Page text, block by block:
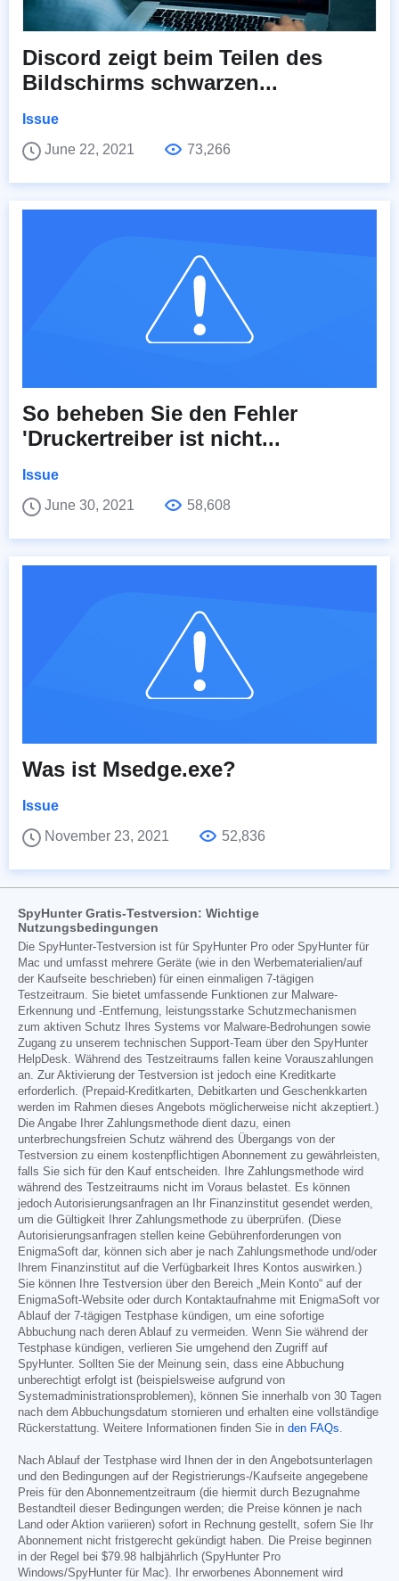
Discord zeigt beim Teilen des
Bildschirms schwarzen...
Issue
June 22, 2021
73,266
So beheben Sie den Fehler
'Druckertreiber ist nicht...
Issue
June 30, 2021
58,608
Was ist Msedge.exe?
Issue
November 23, 2021
52,836
SpyHunter Gratis-Testversion: Wichtige
Nutzungsbedingungen
Die SpyHunter-Testversion ist für SpyHunter Pro oder SpyHunter für
Mac und umfasst mehrere Geräte (wie in den Werbematerialien/auf
der Kaufseite beschrieben) für einen einmaligen 7-tägigen
Testzeitraum. Sie bietet umfassende Funktionen zur Malware-
Erkennung und -Entfernung, leistungsstarke Schutzmechanismen
zum aktiven Schutz Ihres Systems vor Malware-Bedrohungen sowie
Zugang zu unserem technischen Support-Team über den SpyHunter
HelpDesk. Während des Testzeitraums fallen keine Vorauszahlungen
an. Zur Aktivierung der Testversion ist jedoch eine Kreditkarte
erforderlich. (Prepaid-Kreditkarten, Debitkarten und Geschenkkarten
werden im Rahmen dieses Angebots möglicherweise nicht akzeptiert.)
Die Angabe Ihrer Zahlungsmethode dient dazu, einen
unterbrechungsfreien Schutz während des Übergangs von der
Testversion zu einem kostenpflichtigen Abonnement zu gewährleisten,
falls Sie sich für den Kauf entscheiden. Ihre Zahlungsmethode wird
während des Testzeitraums nicht im Voraus belastet. Es können
jedoch Autorisierungsanfragen an Ihr Finanzinstitut gesendet werden,
um die Gültigkeit Ihrer Zahlungsmethode zu überprüfen. (Diese
Autorisierungsanfragen stellen keine Gebührenforderungen von
EnigmaSoft dar, können sich aber je nach Zahlungsmethode und/oder
Ihrem Finanzinstitut auf die Verfügbarkeit Ihres Kontos auswirken.)
Sie können Ihre Testversion über den Bereich „Mein Konto“ auf der
EnigmaSoft-Website oder durch Kontaktaufnahme mit EnigmaSoft vor
Ablauf der 7-tägigen Testphase kündigen, um eine sofortige
Abbuchung nach deren Ablauf zu vermeiden. Wenn Sie während der
Testphase kündigen, verlieren Sie umgehend den Zugriff auf
SpyHunter. Sollten Sie der Meinung sein, dass eine Abbuchung
unberechtigt erfolgt ist (beispielsweise aufgrund von
Systemadministrationsproblemen), können Sie innerhalb von 30 Tagen
nach dem Abbuchungsdatum stornieren und erhalten eine vollständige
Rückerstattung. Weitere Informationen finden Sie in den FAQs.
Nach Ablauf der Testphase wird Ihnen der in den Angebotsunterlagen
und den Bedingungen auf der Registrierungs-/Kaufseite angegebene
Preis für den Abonnementzeitraum (die hiermit durch Bezugnahme
Bestandteil dieser Bedingungen werden; die Preise können je nach
Land oder Aktion variieren) sofort in Rechnung gestellt, sofern Sie Ihr
Abonnement nicht fristgerecht gekündigt haben. Die Preise beginnen
in der Regel bei $79.98 halbjährlich (SpyHunter Pro
Windows/SpyHunter für Mac). Ihr erworbenes Abonnement wird